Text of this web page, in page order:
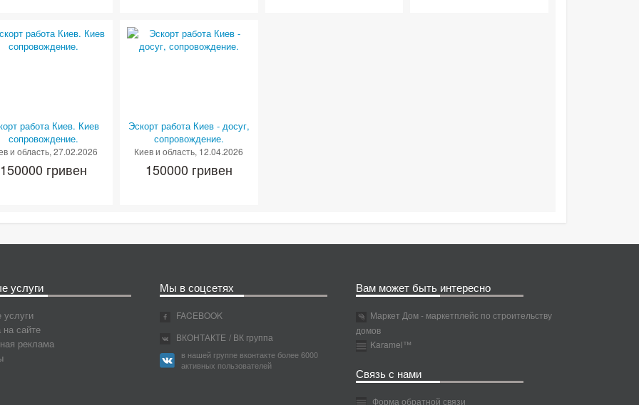
работа Киев. Киев
сопровождение.
и область, 27.02.2026
150000 гривен
Эскорт работа Киев - досуг,
сопровождение.
Киев и область, 12.04.2026
150000 гривен
услуги
сайте
реклама
Мы в соцсетях
FACEBOOK
ВКОНТАКТЕ / ВК группа
в нашей группе вконтакте более 6000
активных пользователей
Вам может быть интересно
Маркет Дом - маркетплейс по строительству
домов
Karamel™
Связь с нами
Форма обратной связи